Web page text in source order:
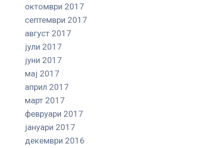
октомври 2017
септември 2017
август 2017
јули 2017
јуни 2017
мај 2017
април 2017
март 2017
февруари 2017
јануари 2017
декември 2016